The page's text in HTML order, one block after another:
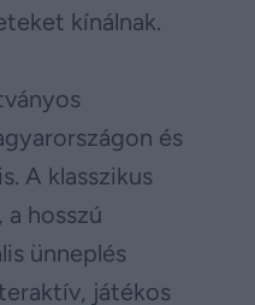
kínálnak.
és
A klasszikus
a hosszú
ünneplés
játékos